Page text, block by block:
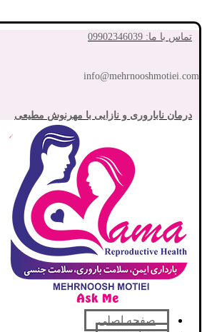
تماس با ما: 09902346039
info@mehrnooshmotiei.com
درمان ناباروری و نازایی با مهرنوش مطیعی
صفحه اصلی